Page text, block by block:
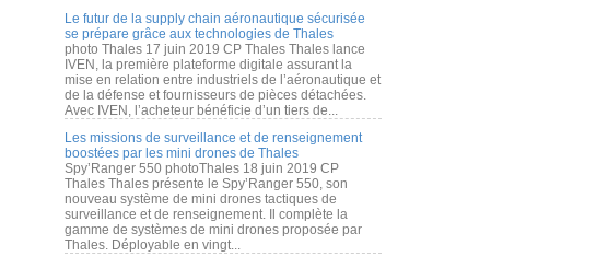
Le futur de la supply chain aéronautique sécurisée
se prépare grâce aux technologies de Thales
photo Thales 17 juin 2019 CP Thales Thales lance
IVEN, la première plateforme digitale assurant la
mise en relation entre industriels de l’aéronautique et
de la défense et fournisseurs de pièces détachées.
Avec IVEN, l’acheteur bénéficie d’un tiers de...
Les missions de surveillance et de renseignement
boostées par les mini drones de Thales
Spy’Ranger 550 photoThales 18 juin 2019 CP
Thales Thales présente le Spy’Ranger 550, son
nouveau système de mini drones tactiques de
surveillance et de renseignement. Il complète la
gamme de systèmes de mini drones proposée par
Thales. Déployable en vingt...